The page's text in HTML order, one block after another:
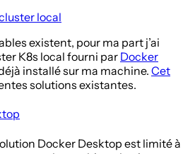
local
existent, pour ma part j’ai
K8s local fourni par Docker
installé sur ma machine. Cet
solutions existantes.
Docker Desktop est limité à